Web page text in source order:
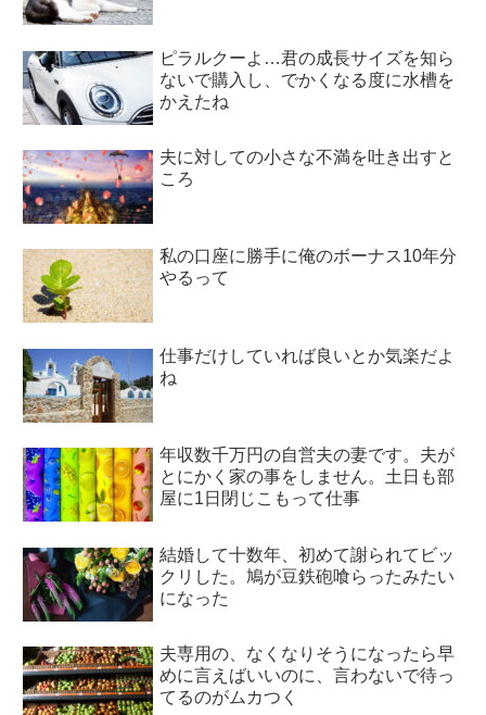
ピラルクーよ…君の成長サイズを知ら
ないで購入し、でかくなる度に水槽を
かえたね
夫に対しての小さな不満を吐き出すと
ころ
私の口座に勝手に俺のボーナス10年分
やるって
仕事だけしていれば良いとか気楽だよ
ね
年収数千万円の自営夫の妻です。夫が
とにかく家の事をしません。土日も部
屋に1日閉じこもって仕事
結婚して十数年、初めて謝られてビッ
クリした。鳩が豆鉄砲喰らったみたい
になった
夫専用の、なくなりそうになったら早
めに言えばいいのに、言わないで待っ
てるのがムカつく